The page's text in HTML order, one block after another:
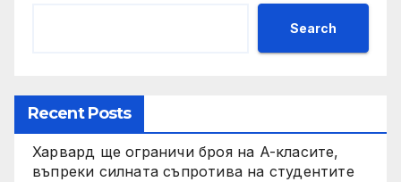
Search
Recent Posts
Харвард ще ограничи броя на A-класите,
въпреки силната съпротива на студентите